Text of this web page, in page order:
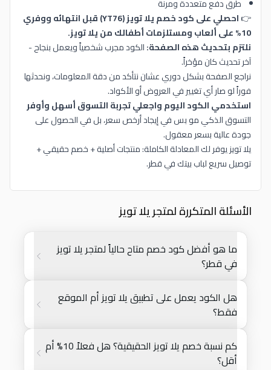
طرق دفع متعددة ومرنة
👉
احصلي على كود خصم يلا تويز (YT76) قبل انتهائه ووفري
10% على ألعاب ومستلزمات أطفالك من يلا تويز.
نلتزم بتحديث هذه الصفحة:الكود مجرب شخصياً ويعمل بنجاح -
آخر تحديث كان مؤخراً.
نراجع الصفحة بشكل دوري عشان نتأكد من دقة المعلومات، ونحدثها
فوراً لو صار أي تغيير في العروض أو الأكواد.
استخدمي الكود اليوم واجعلي تجربة التسوق أسهل وأوفر
التسوق الذكي مو بس في إيجاد أرخص سعر، بل في الحصول على
جودة عالية بسعر معقول.
يلا تويز يوفر لك المعادلة الكاملة: منتجات أصلية + خصم حقيقي +
توصيل سريع لباب بيتك في قطر.
الأسئلة المتكررة لمتجر يلا تويز
ما هو أفضل كود خصم متاح حالياً لمتجر يلا تويز
في قطر؟
هل الكود يعمل على تطبيق يلا تويز أم الموقع
فقط؟
كم نسبة خصم يلا تويز الحقيقية؟ هل فعلاً 10% أم
أقل؟